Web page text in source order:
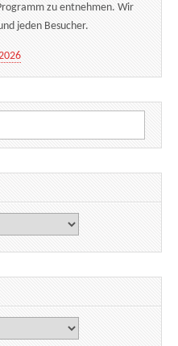
zu entnehmen. Wir
jeden Besucher.